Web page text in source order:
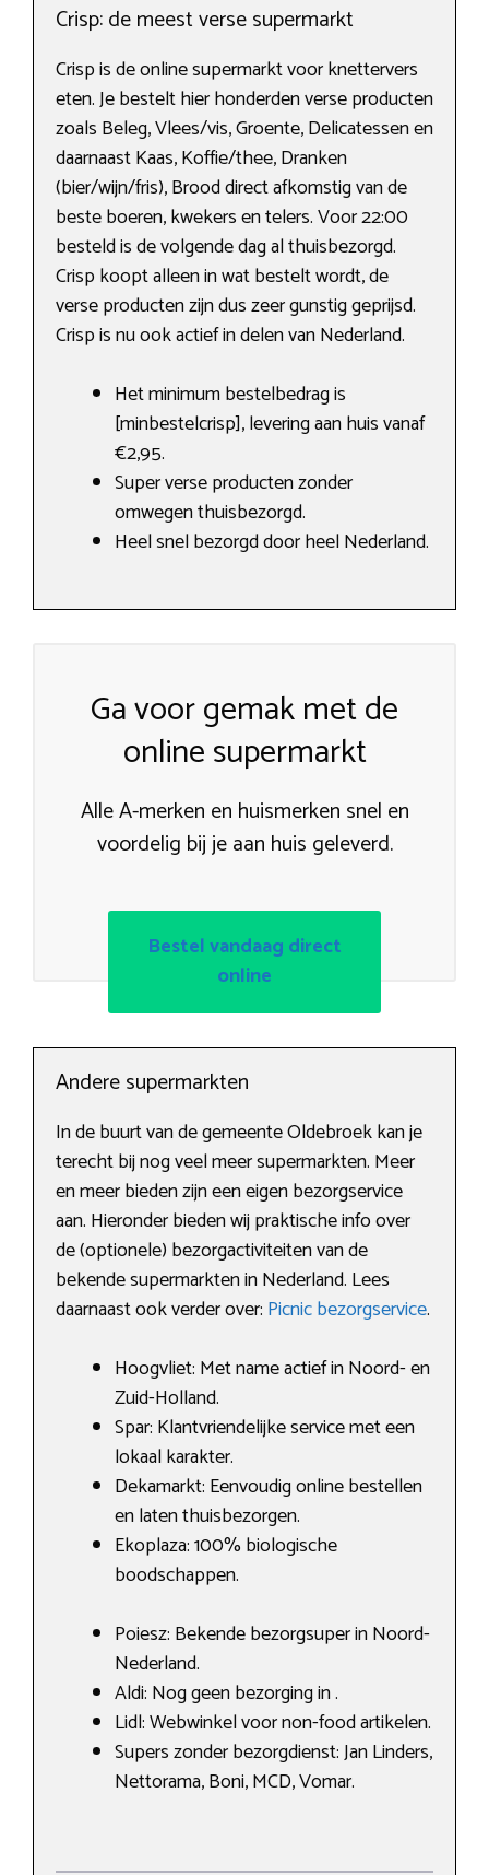
Crisp: de meest verse supermarkt
Crisp is de online supermarkt voor knettervers
eten. Je bestelt hier honderden verse producten
zoals Beleg, Vlees/vis, Groente, Delicatessen en
daarnaast Kaas, Koffie/thee, Dranken
(bier/wijn/fris), Brood direct afkomstig van de
beste boeren, kwekers en telers. Voor 22:00
besteld is de volgende dag al thuisbezorgd.
Crisp koopt alleen in wat bestelt wordt, de
verse producten zijn dus zeer gunstig geprijsd.
Crisp is nu ook actief in delen van Nederland.
Het minimum bestelbedrag is
[minbestelcrisp], levering aan huis vanaf
€2,95.
Super verse producten zonder
omwegen thuisbezorgd.
Heel snel bezorgd door heel Nederland.
Ga voor gemak met de
online supermarkt
Alle A-merken en huismerken snel en
voordelig bij je aan huis geleverd.
Bestel vandaag direct
online
Andere supermarkten
In de buurt van de gemeente Oldebroek kan je
terecht bij nog veel meer supermarkten. Meer
en meer bieden zijn een eigen bezorgservice
aan. Hieronder bieden wij praktische info over
de (optionele) bezorgactiviteiten van de
bekende supermarkten in Nederland. Lees
daarnaast ook verder over: Picnic bezorgservice.
Hoogvliet: Met name actief in Noord- en
Zuid-Holland.
Spar: Klantvriendelijke service met een
lokaal karakter.
Dekamarkt: Eenvoudig online bestellen
en laten thuisbezorgen.
Ekoplaza: 100% biologische
boodschappen.
Poiesz: Bekende bezorgsuper in Noord-
Nederland.
Aldi: Nog geen bezorging in .
Lidl: Webwinkel voor non-food artikelen.
Supers zonder bezorgdienst: Jan Linders,
Nettorama, Boni, MCD, Vomar.